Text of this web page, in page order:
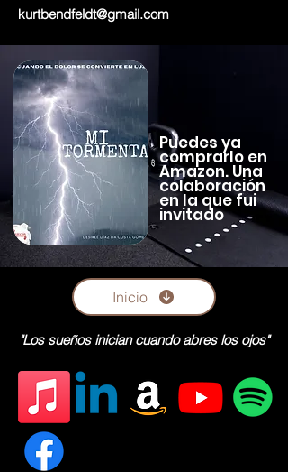
kurtbendfeldt@gmail.com
Puedes ya
comprarlo en
Amazon. Una
colaboración
en la que fui
invitado
Inicio
"Los sueños inician cuando abres los ojos"